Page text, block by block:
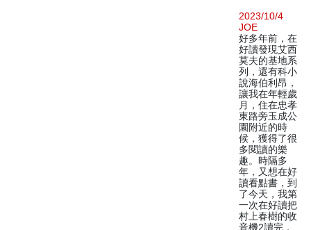
2023/10/4
JOE
好多年前，在
好讀發現艾西
莫夫的基地系
列，還有科小
說海伯利昂，
讓我在年輕歲
月，住在忠孝
東路旁玉成公
園附近的時
候，獲得了很
多閱讀的樂
趣。時隔多
年，又想在好
讀看點書，到
了今天，我第
一次在好讀把
村上春樹的收
音機2讀完，